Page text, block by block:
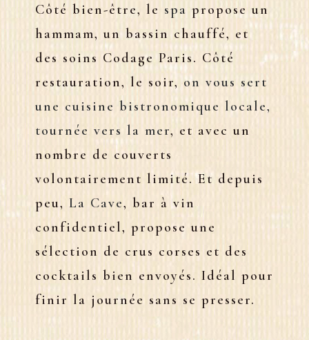
Côté bien-être, le spa propose un
hammam, un bassin chauffé, et
des soins Codage Paris. Côté
restauration, le soir, on vous sert
une cuisine bistronomique locale,
tournée vers la mer, et avec un
nombre de couverts
volontairement limité. Et depuis
peu, La Cave, bar à vin
confidentiel, propose une
sélection de crus corses et des
cocktails bien envoyés. Idéal pour
finir la journée sans se presser.